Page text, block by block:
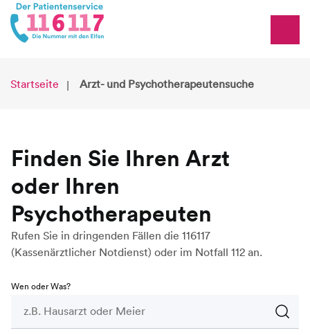
Startseite Arzt- und Psychotherapeutensuche
Finden Sie Ihren Arzt
oder Ihren
Psychotherapeuten
Rufen Sie in dringenden Fällen die 116117
(Kassenärztlicher Notdienst) oder im Notfall 112 an.
Wen oder Was?